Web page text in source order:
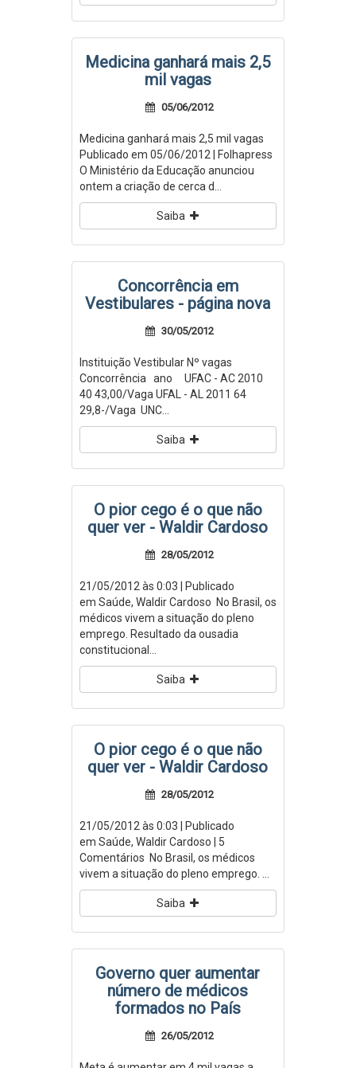
Medicina ganhará mais 2,5
mil vagas
05/06/2012
Medicina ganhará mais 2,5 mil vagas
Publicado em 05/06/2012 | Folhapress
O Ministério da Educação anunciou
ontem a criação de cerca d...
Saiba
Concorrência em
Vestibulares - página nova
30/05/2012
Instituição Vestibular Nº vagas
Concorrência ano UFAC - AC 2010
40 43,00/Vaga UFAL - AL 2011 64
29,8-/Vaga UNC...
Saiba
O pior cego é o que não
quer ver - Waldir Cardoso
28/05/2012
21/05/2012 às 0:03 | Publicado
em Saúde, Waldir Cardoso No Brasil, os
médicos vivem a situação do pleno
emprego. Resultado da ousadia
constitucional...
Saiba
O pior cego é o que não
quer ver - Waldir Cardoso
28/05/2012
21/05/2012 às 0:03 | Publicado
em Saúde, Waldir Cardoso | 5
Comentários No Brasil, os médicos
vivem a situação do pleno emprego. ...
Saiba
Governo quer aumentar
número de médicos
formados no País
26/05/2012